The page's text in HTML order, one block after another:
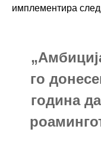
имплементира
го
година